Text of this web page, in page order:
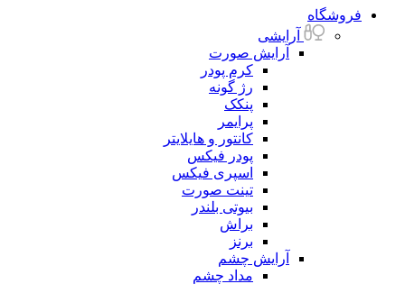
فروشگاه
آرایشی
آرایش صورت
کرم پودر
رژ گونه
پنکک
پرایمر
کانتور و هایلایتر
پودر فیکس
اسپری فیکس
تینت صورت
بیوتی بلندر
براش
برنز
آرایش چشم
مداد چشم